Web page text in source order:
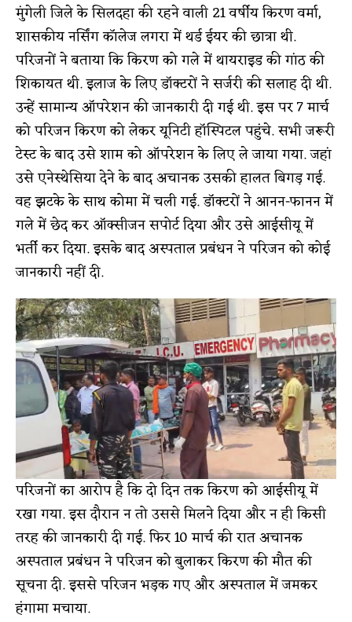
मुंगेली जिले के सिलदहा की रहने वाली 21 वर्षीय किरण वर्मा,
शासकीय नर्सिंग कॉलेज लगरा में थर्ड ईयर की छात्रा थी.
परिजनों ने बताया कि किरण को गले में थायराइड की गांठ की
शिकायत थी. इलाज के लिए डॉक्टरों ने सर्जरी की सलाह दी थी.
उन्हें सामान्य ऑपरेशन की जानकारी दी गई थी. इस पर 7 मार्च
को परिजन किरण को लेकर यूनिटी हॉस्पिटल पहुंचे. सभी जरूरी
टेस्ट के बाद उसे शाम को ऑपरेशन के लिए ले जाया गया. जहां
उसे एनेस्थेसिया देने के बाद अचानक उसकी हालत बिगड़ गई.
वह झटके के साथ कोमा में चली गई. डॉक्टरों ने आनन-फानन में
गले में छेद कर ऑक्सीजन सपोर्ट दिया और उसे आईसीयू में
भर्ती कर दिया. इसके बाद अस्पताल प्रबंधन ने परिजन को कोई
जानकारी नहीं दी.
परिजनों का आरोप है कि दो दिन तक किरण को आईसीयू में
रखा गया. इस दौरान न तो उससे मिलने दिया और न ही किसी
तरह की जानकारी दी गई. फिर 10 मार्च की रात अचानक
अस्पताल प्रबंधन ने परिजन को बुलाकर किरण की मौत की
सूचना दी. इससे परिजन भड़क गए और अस्पताल में जमकर
हंगामा मचाया.